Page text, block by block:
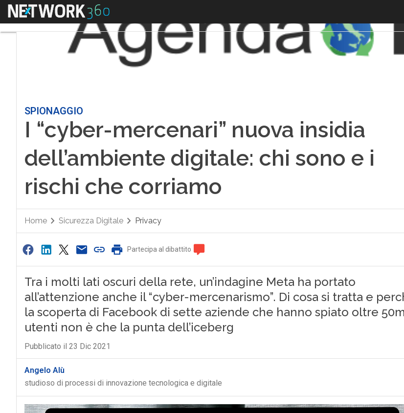
Menu
SPIONAGGIO
I “cyber-mercenari” nuova insidia
dell’ambiente digitale: chi sono e i
rischi che corriamo
Home Sicurezza Digitale Privacy
Partecipa al dibattito
Tra i molti lati oscuri della rete, un’indagine Meta ha portato
all’attenzione anche il “cyber-mercenarismo”. Di cosa si tratta e
la scoperta di Facebook di sette aziende che hanno spiato oltre
utenti non è che la punta dell’iceberg
Pubblicato il 23 Dic 2021
Angelo Alù
studioso di processi di innovazione tecnologica e digitale